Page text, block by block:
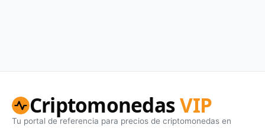
CriptomonedasVIP
Tu portal de referencia para precios de criptomonedas en